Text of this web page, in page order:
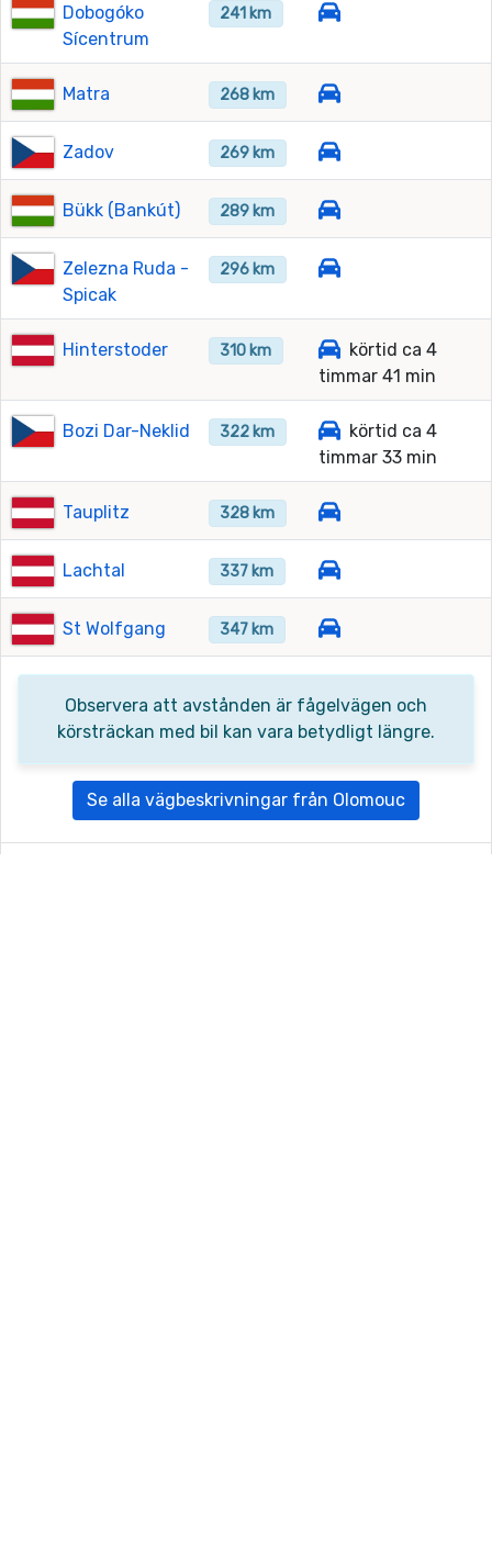
Dobogóko
Sícentrum
241 km
Matra 268 km
Zadov 269 km
Bükk (Bankút) 289 km
Zelezna Ruda -
Spicak
296 km
Hinterstoder 310 km
körtid ca 4
timmar 41 min
Bozi Dar-Neklid 322 km
körtid ca 4
timmar 33 min
Tauplitz 328 km
Lachtal 337 km
St Wolfgang 347 km
Observera att avstånden är fågelvägen och
körsträckan med bil kan vara betydligt längre.
Se alla vägbeskrivningar från Olomouc